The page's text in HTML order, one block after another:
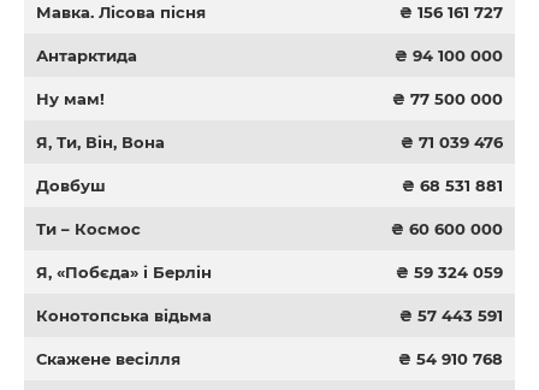
Мавка. Лісова пісня ₴ 156 161 727
Антарктида ₴ 94 100 000
Ну мам! ₴ 77 500 000
Я, Ти, Він, Вона ₴ 71 039 476
Довбуш ₴ 68 531 881
Ти – Космос ₴ 60 600 000
Я, «Побєда» і Берлін ₴ 59 324 059
Конотопська відьма ₴ 57 443 591
Скажене весілля ₴ 54 910 768